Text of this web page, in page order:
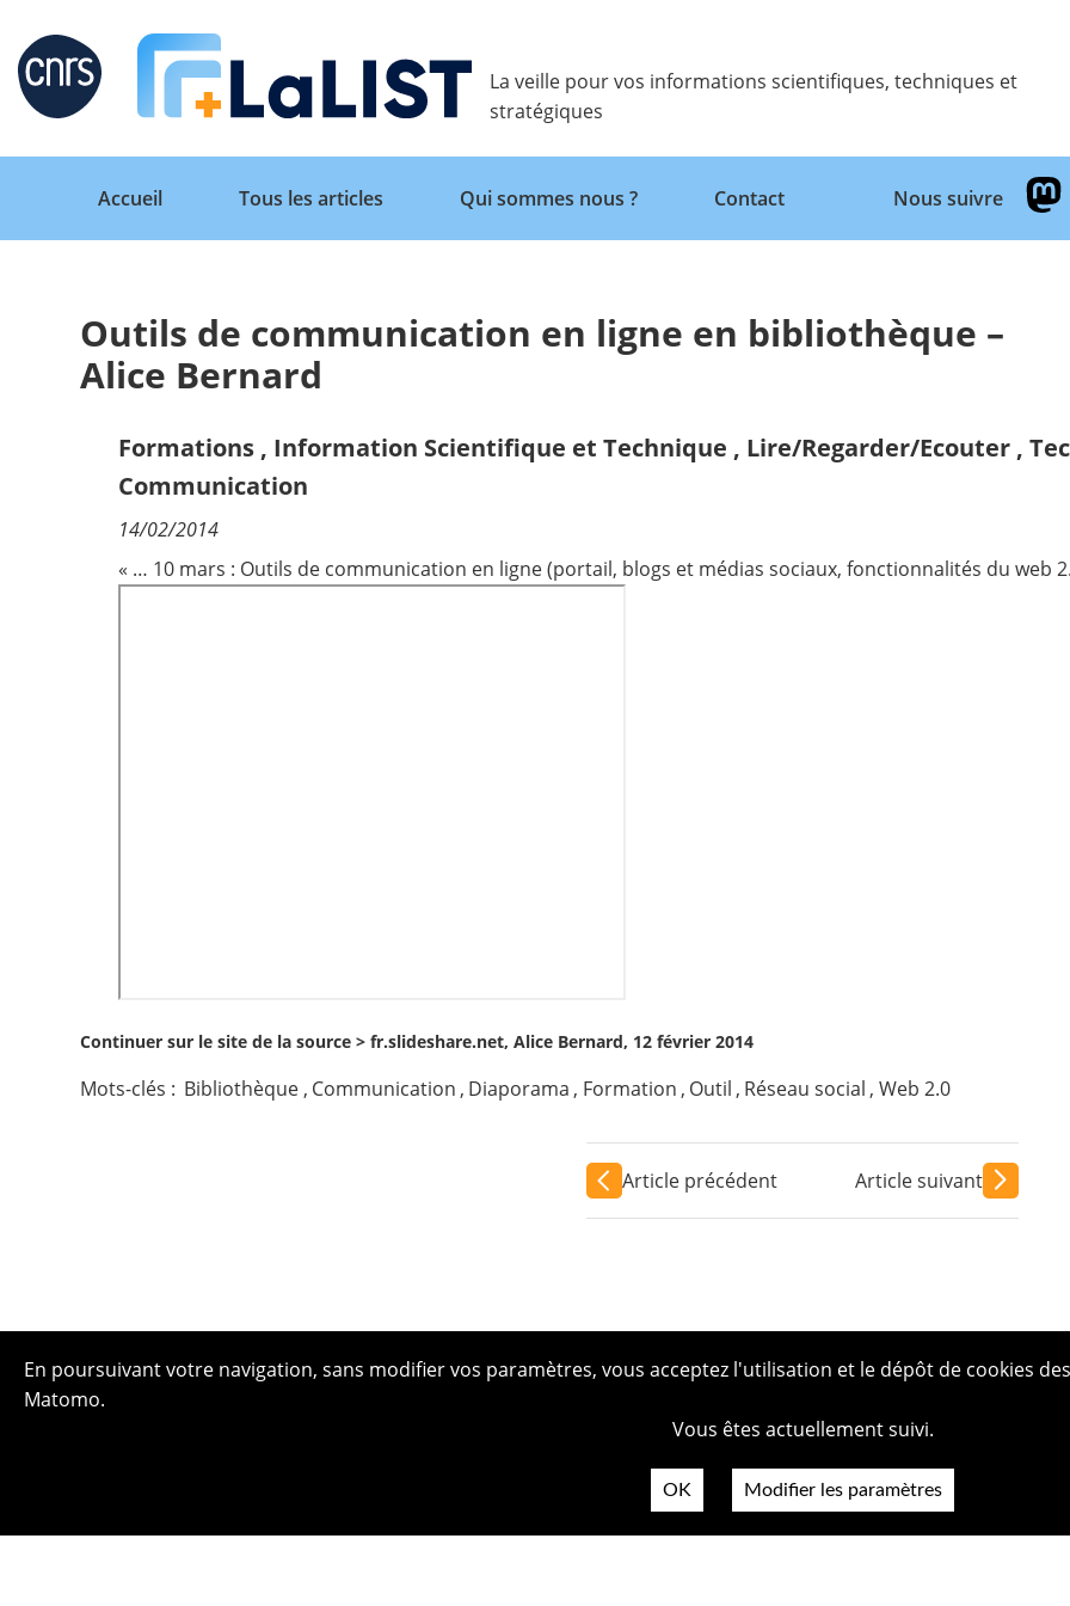
Retour
Accueil
Qui sommes nous ?
La veille pour vos informations scientifiques, techniques et
stratégiques
Retour
Accueil
Tous les articles Qui sommes nous ? Contact Nous suivre
Outils de communication en ligne en bibliothèque –
Alice Bernard
Formations , Information Scientifique et Technique , Lire/Regarder/Ecouter ,
Communication
14/02/2014
« … 10 mars : Outils de communication en ligne (portail, blogs et médias sociaux, fonctionnalités du web
Continuer sur le site de la source >fr.slideshare.net, Alice Bernard, 12 février 2014
Mots-clés : Bibliothèque , Communication , Diaporama , Formation , Outil , Réseau social , Web 2.0
Article précédent Article suivant
En poursuivant votre navigation, sans modifier vos paramètres, vous acceptez l'utilisation et le dépôt de cookies
Matomo.
Vous êtes actuellement suivi.
OK Modifier les paramètres